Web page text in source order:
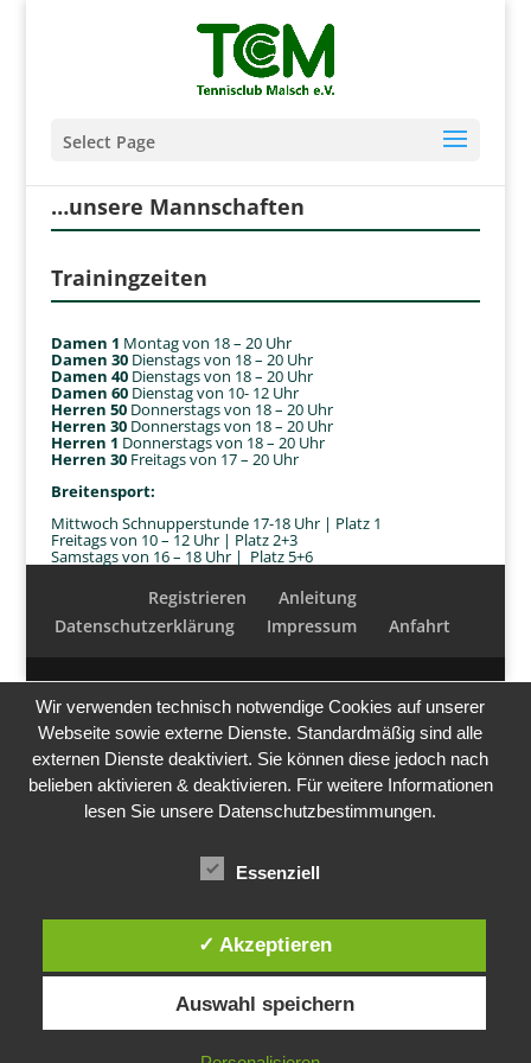
Select Page
…unsere Mannschaften
Trainingzeiten
Damen 1 Montag von 18 – 20 Uhr
Damen 30Dienstags von 18 – 20 Uhr
Damen 40Dienstags von 18 – 20 Uhr
Damen 60Dienstag von 10- 12 Uhr
Herren 50Donnerstags von 18 – 20 Uhr
Herren 30Donnerstags von 18 – 20 Uhr
Herren 1 Donnerstags von 18 – 20 Uhr
Herren 30Freitags von 17 – 20 Uhr
Breitensport:
Mittwoch Schnupperstunde 17-18 Uhr | Platz 1
Freitags von 10 – 12 Uhr | Platz 2+3
Samstags von 16 – 18 Uhr | Platz 5+6
Registrieren
Anleitung
Datenschutzerklärung
Impressum Anfahrt
Wir verwenden technisch notwendige Cookies auf unserer
Webseite sowie externe Dienste. Standardmäßig sind alle
externen Dienste deaktiviert. Sie können diese jedoch nach
belieben aktivieren & deaktivieren. Für weitere Informationen
lesen Sie unsere Datenschutzbestimmungen.
Essenziell
✓ Akzeptieren
Auswahl speichern